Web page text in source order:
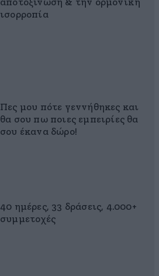
αποτοξίνωση & την ορμονική
ισορροπία
Πες μου πότε γεννήθηκες και
θα σου πω ποιες εμπειρίες θα
σου έκανα δώρο!
40 ημέρες, 33 δράσεις, 4.000+
συμμετοχές